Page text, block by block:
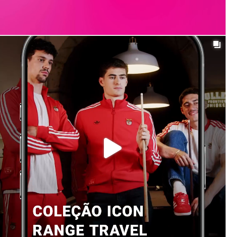
Fomos de férias. Por inteiro. Descansámos, regulámos
as emoções e reestabelecemos o equilíbrio físico e
cognitivo.
#T_insight
#MeaningfulConnections #OutOfOffice #BackSoon
13
